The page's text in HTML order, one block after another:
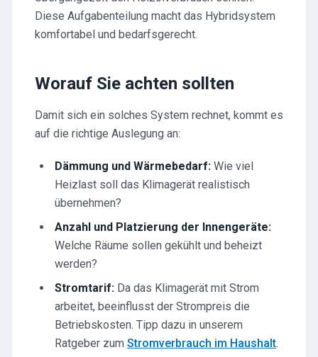
Diese Aufgabenteilung macht das Hybridsystem
komfortabel und bedarfsgerecht.
Worauf Sie achten sollten
Damit sich ein solches System rechnet, kommt es
auf die richtige Auslegung an:
Dämmung und Wärmebedarf: Wie viel
Heizlast soll das Klimagerät realistisch
übernehmen?
Anzahl und Platzierung der Innengeräte:
Welche Räume sollen gekühlt und beheizt
werden?
Stromtarif: Da das Klimagerät mit Strom
arbeitet, beeinflusst der Strompreis die
Betriebskosten. Tipp dazu in unserem
Ratgeber zum Stromverbrauch im Haushalt.